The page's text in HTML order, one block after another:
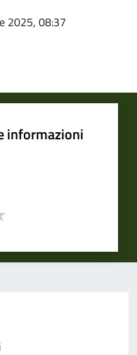
2025, 08:37
informazioni